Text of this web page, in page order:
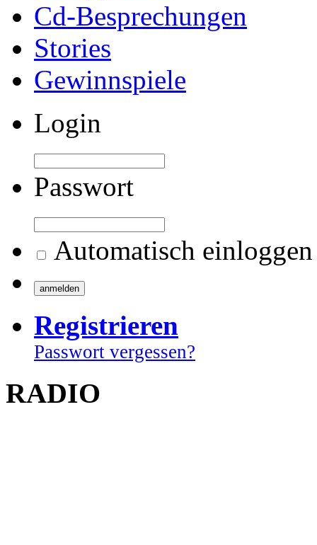
Cd-Besprechungen
Stories
Gewinnspiele
Login
Passwort
Automatisch einloggen
Registrieren
Passwort vergessen?
RADIO